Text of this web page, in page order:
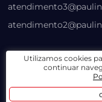
LOJA VIRTUAL
Prazo, Rastreio e
Utilizamos cookies
continuar